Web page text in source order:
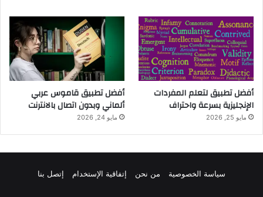
أفضل تطبيق لتعلم المفردات
الإنجليزية بسرعة واحتراف
مايو 25, 2026
أفضل تطبيق قاموس عربي
ألماني وبدون اتصال بالانترنت
مايو 24, 2026
سياسة الخصوصية من نحن إتفاقية الإستخدام إتصل بنا